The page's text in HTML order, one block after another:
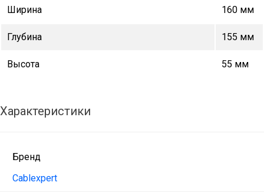
Ширина 160 мм
Глубина 155 мм
Высота 55 мм
Характеристики
Бренд
Cablexpert